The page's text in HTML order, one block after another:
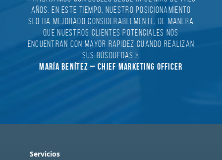
años. En este tiempo, nuestro posicionamiento
SEO ha mejorado considerablemente, de manera
que nuestros clientes potenciales nos
encuentran con mayor rapidez cuando realizan
sus búsquedas.»,
María Benítez – Chief Marketing Officer
partner, compañero de viaje y aliado
imprescindible.»,
Daniel Jimenez Herranz – Commercial Digital
Marketing Activation & Strategy Lead en Bayer
– EMEA
Servicios